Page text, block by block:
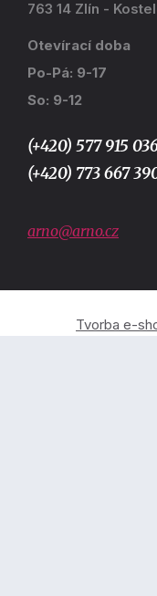
763 14 Zlín -
Otevírací doba
Po-Pá: 9-17
So: 9-12
(+420) 577 915
(+420) 773 667
arno@arno.cz
Tvorba e-